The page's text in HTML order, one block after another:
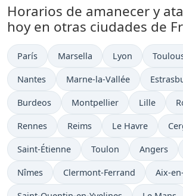
Horarios de amanecer y
hoy en otras ciudades de
París Marsella Lyon
Nantes Marne-la-Vallée
Burdeos Montpellier Lille
Rennes Reims Le Havre
Saint-Étienne Toulon Angers
Nîmes Clermont-Ferrand Aix-